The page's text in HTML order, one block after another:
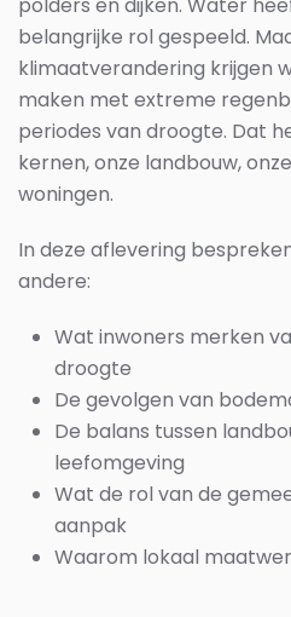
belangrijke rol gespeeld.
klimaatverandering krijgen
maken met extreme
periodes van droogte. Dat
kernen, onze landbouw,
woningen.
In deze aflevering
andere:
Wat inwoners merken
droogte
De gevolgen van
De balans tussen
leefomgeving
Wat de rol van de
aanpak
Waarom lokaal